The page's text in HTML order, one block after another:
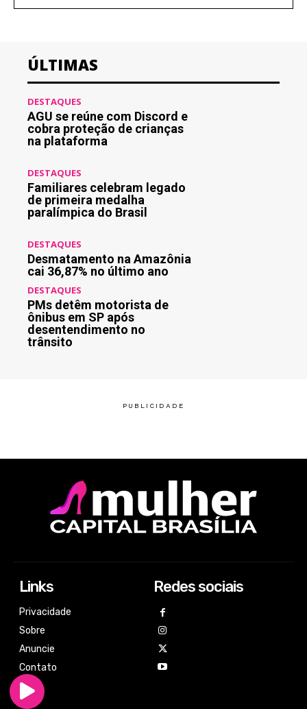
ÚLTIMAS
DESTAQUES
AGU se reúne com Discord e
cobra proteção de crianças
na plataforma
DESTAQUES
Familiares celebram legado
de primeira medalha
paralímpica do Brasil
DESTAQUES
Desmatamento na Amazônia
cai 36,87% no último ano
DESTAQUES
PMs detêm motorista de
ônibus em SP após
desentendimento no
trânsito
Links
Privacidade
Sobre
Anuncie
Contato
Redes sociais